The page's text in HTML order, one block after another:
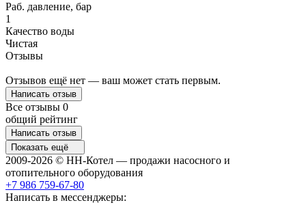
Раб. давление, бар
1
Качество воды
Чистая
Отзывы
Отзывов ещё нет — ваш может стать первым.
Написать отзыв
Все отзывы 0
общий рейтинг
Написать отзыв
Показать ещё
2009-2026 © НН-Котел — продажи насосного и
отопительного оборудования
+7 986 759-67-80
Написать в мессенджеры: